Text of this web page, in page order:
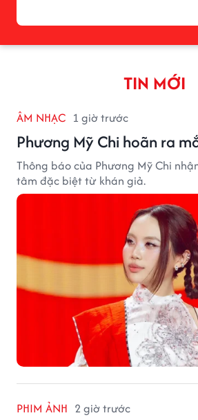
TIN MỚI
ÂM NHẠC 1 giờ trước
Phương Mỹ Chi hoãn ra
Thông báo của Phương Mỹ Chi
tâm đặc biệt từ khán giả.
PHIM ẢNH 2 giờ trước